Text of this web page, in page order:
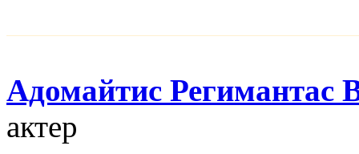
Адомайтис Регимантас
актер